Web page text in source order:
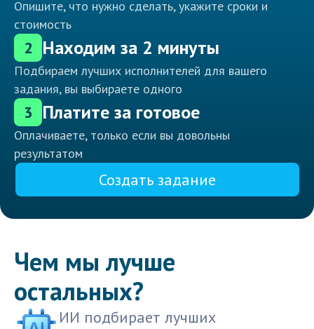
Опишите, что нужно сделать, укажите сроки и
стоимость
2 Находим за 2 минуты
Подбираем лучших исполнителей для вашего
задания, вы выбираете одного
3 Платите за готовое
Оплачиваете, только если вы довольны
результатом
Создать задание
Чем мы лучше
остальных?
ИИ подбирает лучших